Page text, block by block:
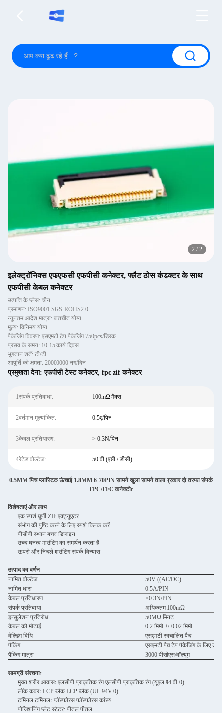
2 / 2
इलेक्ट्रॉनिक्स एफएफसी एफपीसी कनेक्टर, फ्लैट ठोस कंडक्टर के साथ
एफपीसी केबल कनेक्टर
उत्पत्ति के प्लेस: चीन
प्रमाणन: ISO9001 SGS-ROHS2.0
न्यूनतम आदेश मात्रा: बातचीत योग्य
मूल्य: विनिमय योग्य
पैकेजिंग विवरण: एसएमटी टेप पैकेजिंग 750pcs/डिस्क
प्रसव के समय: 10-15 कार्य दिवस
भुगतान शर्तें: टी/टी
आपूर्ति की क्षमता: 20000000 नग/दिन
प्रमुखता देना:एफपीसी टेस्ट कनेक्टर, fpc zif कनेक्टर
1संपर्क प्रतिबाधा: 100mΩ मैक्स
2वर्तमान मूल्यांकित: 0.5ए/पिन
3केबल प्रतिधारण: > 0.3N/पिन
4रेटेड वोल्टेज: 50 वी (एसी / डीसी)
0.5MM पिच प्लास्टिक ऊंचाई 1.8MM 6-70PIN सामने खुला सामने ताला प्रकार दो तरफा संपर्क
FPC/FFC कनेक्टोr
विशेषताएं और लाभ
एक स्पर्श घूर्णी ZIF एक्ट्यूएटर
संभोग की पुष्टि करने के लिए स्पर्श क्लिक करें
पीसीबी स्थान बचत डिजाइन
उच्च घनत्व माउंटिंग का समर्थन करता है
ऊपरी और निचले माउंटिंग संपर्क विन्यास
उत्पाद का वर्णन
नामित वोल्टेज
50V ((AC/DC)
नामित धारा
0.5A/PIN
केबल प्रतिधारण
>0.3N/PIN
संपर्क प्रतिबाधा
अधिकतम 100mΩ
इन्सुलेशन प्रतिरोध
50MΩ मिनट
केबल की मोटाई
0.2 मिमी +/-0.02 मिमी
वेल्डिंग विधि
एसएमटी स्वचालित पैच
पैकिंग
एसएमटी पैच टेप पैकेजिंग के लिए
पैकिंग मात्रा
3000 पीसीएस/वॉल्यूम
सामग्री संरचनाः
मुख्य शरीर आवासः एलसीपी प्राकृतिक रंग एलसीपी प्राकृतिक रंग (यूएल 94 वी-0)
लॉक कवरः LCP ब्लैक LCP ब्लैक (UL 94V-0)
टर्मिनल टर्मिनलः फॉस्फोरस फॉस्फोरस कांस्य
पोजिशनिंग प्लेट स्टेटर: पीतल पीतल